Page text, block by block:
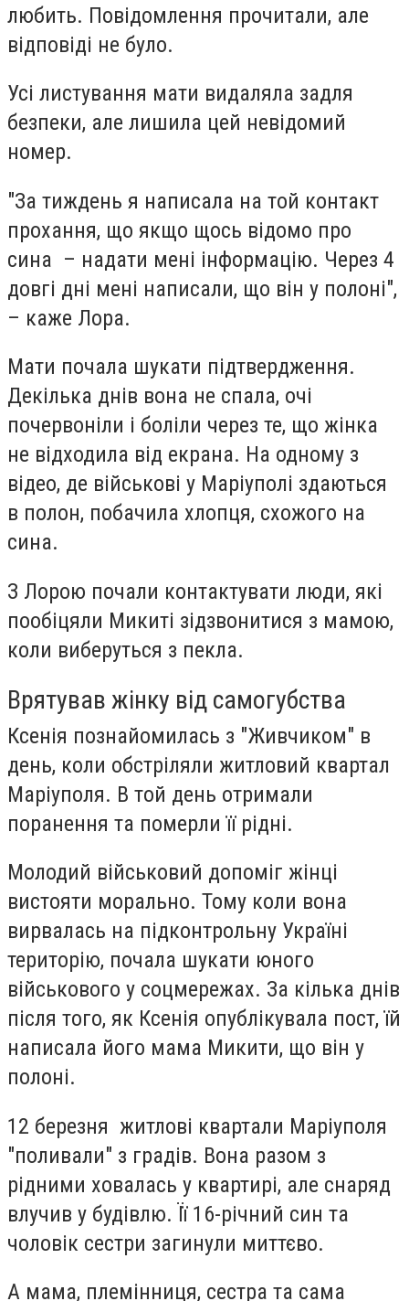
любить. Повідомлення прочитали, але
відповіді не було.
Усі листування мати видаляла задля
безпеки, але лишила цей невідомий
номер.
"За тиждень я написала на той контакт
прохання, що якщо щось відомо про
сина – надати мені інформацію. Через 4
довгі дні мені написали, що він у полоні",
– каже Лора.
Мати почала шукати підтвердження.
Декілька днів вона не спала, очі
почервоніли і боліли через те, що жінка
не відходила від екрана. На одному з
відео, де військові у Маріуполі здаються
в полон, побачила хлопця, схожого на
сина.
З Лорою почали контактувати люди, які
пообіцяли Микиті зідзвонитися з мамою,
коли виберуться з пекла.
Врятував жінку від самогубства
Ксенія познайомилась з "Живчиком" в
день, коли обстріляли житловий квартал
Маріуполя. В той день отримали
поранення та померли її рідні.
Молодий військовий допоміг жінці
вистояти морально. Тому коли вона
вирвалась на підконтрольну Україні
територію, почала шукати юного
військового у соцмережах. За кілька днів
після того, як Ксенія опублікувала пост, їй
написала його мама Микити, що він у
полоні.
12 березня житлові квартали Маріуполя
"поливали" з градів. Вона разом з
рідними ховалась у квартирі, але снаряд
влучив у будівлю. Її 16-річний син та
чоловік сестри загинули миттєво.
А мама, племінниця, сестра та сама